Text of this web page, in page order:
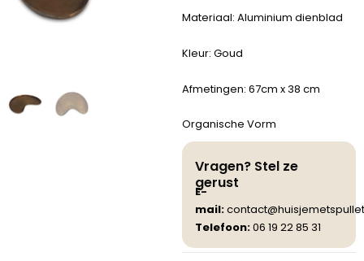
Materiaal: Aluminium dienblad
Kleur: Goud
Afmetingen: 67cm x 38 cm
Organische Vorm
Vragen? Stel ze
gerust
E-
mail:
Telefoon:06 19 22 85 31